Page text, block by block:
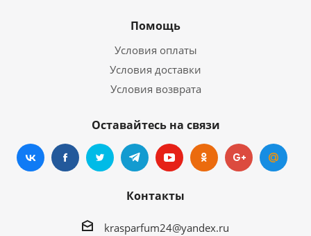
Помощь
Условия оплаты
Условия доставки
Условия возврата
Оставайтесь на связи
Контакты
krasparfum24@yandex.ru